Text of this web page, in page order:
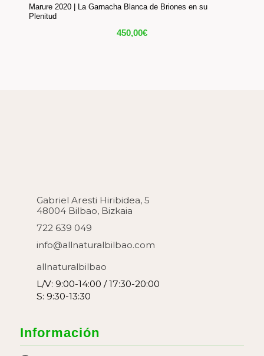
Marure 2020 | La Garnacha Blanca de Briones en su
Plenitud
450,00€
Gabriel Aresti Hiribidea, 5
48004 Bilbao, Bizkaia
722 639 049
info@allnaturalbilbao.com
allnaturalbilbao
L/V: 9:00-14:00 / 17:30-20:00
S: 9:30-13:30
Información